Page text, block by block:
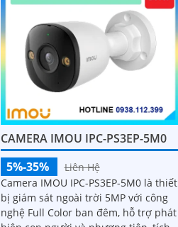
CAMERA IMOU IPC-PS3EP-5M0
5%-35%
Liên Hệ
Camera IMOU IPC-PS3EP-5M0 là thiết
bị giám sát ngoài trời 5MP với công
nghệ Full Color ban đêm, hỗ trợ phát